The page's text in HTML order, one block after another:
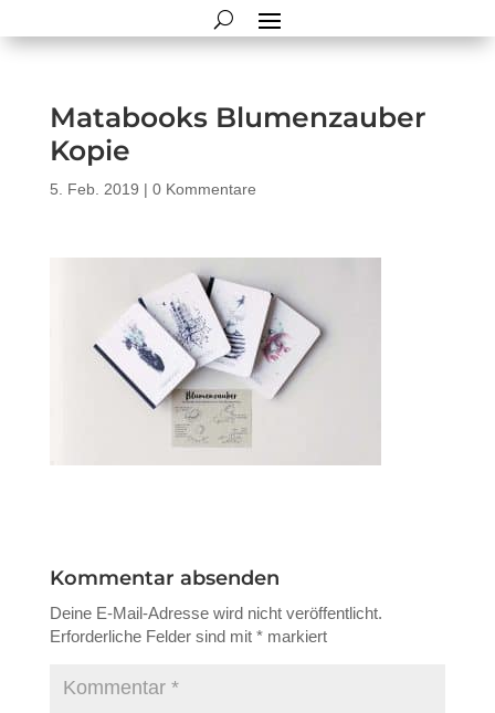
Matabooks Blumenzauber
Kopie
5. Feb. 2019 | 0 Kommentare
Kommentar absenden
Deine E-Mail-Adresse wird nicht veröffentlicht.
Erforderliche Felder sind mit *markiert